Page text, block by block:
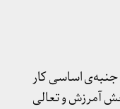
جنبه‌‌ی اساسی کار
آمرزش و تعالی